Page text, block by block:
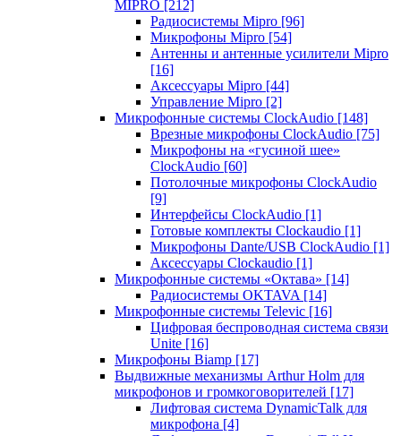
MIPRO [212]
Радиосистемы Mipro [96]
Микрофоны Mipro [54]
Антенны и антенные усилители Mipro
[16]
Аксессуары Mipro [44]
Управление Mipro [2]
Микрофонные системы ClockAudio [148]
Врезные микрофоны ClockAudio [75]
Микрофоны на «гусиной шее»
ClockAudio [60]
Потолочные микрофоны ClockAudio
[9]
Интерфейсы ClockAudio [1]
Готовые комплекты Clockaudio [1]
Микрофоны Dante/USB ClockAudio [1]
Аксессуары Clockaudio [1]
Микрофонные системы «Октава» [14]
Радиосистемы OKTAVA [14]
Микрофонные системы Televic [16]
Цифровая беспроводная система связи
Unite [16]
Микрофоны Biamp [17]
Выдвижные механизмы Arthur Holm для
микрофонов и громкоговорителей [17]
Лифтовая система DynamicTalk для
микрофона [4]